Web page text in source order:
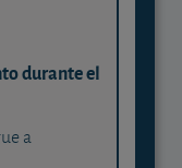
durante el
a